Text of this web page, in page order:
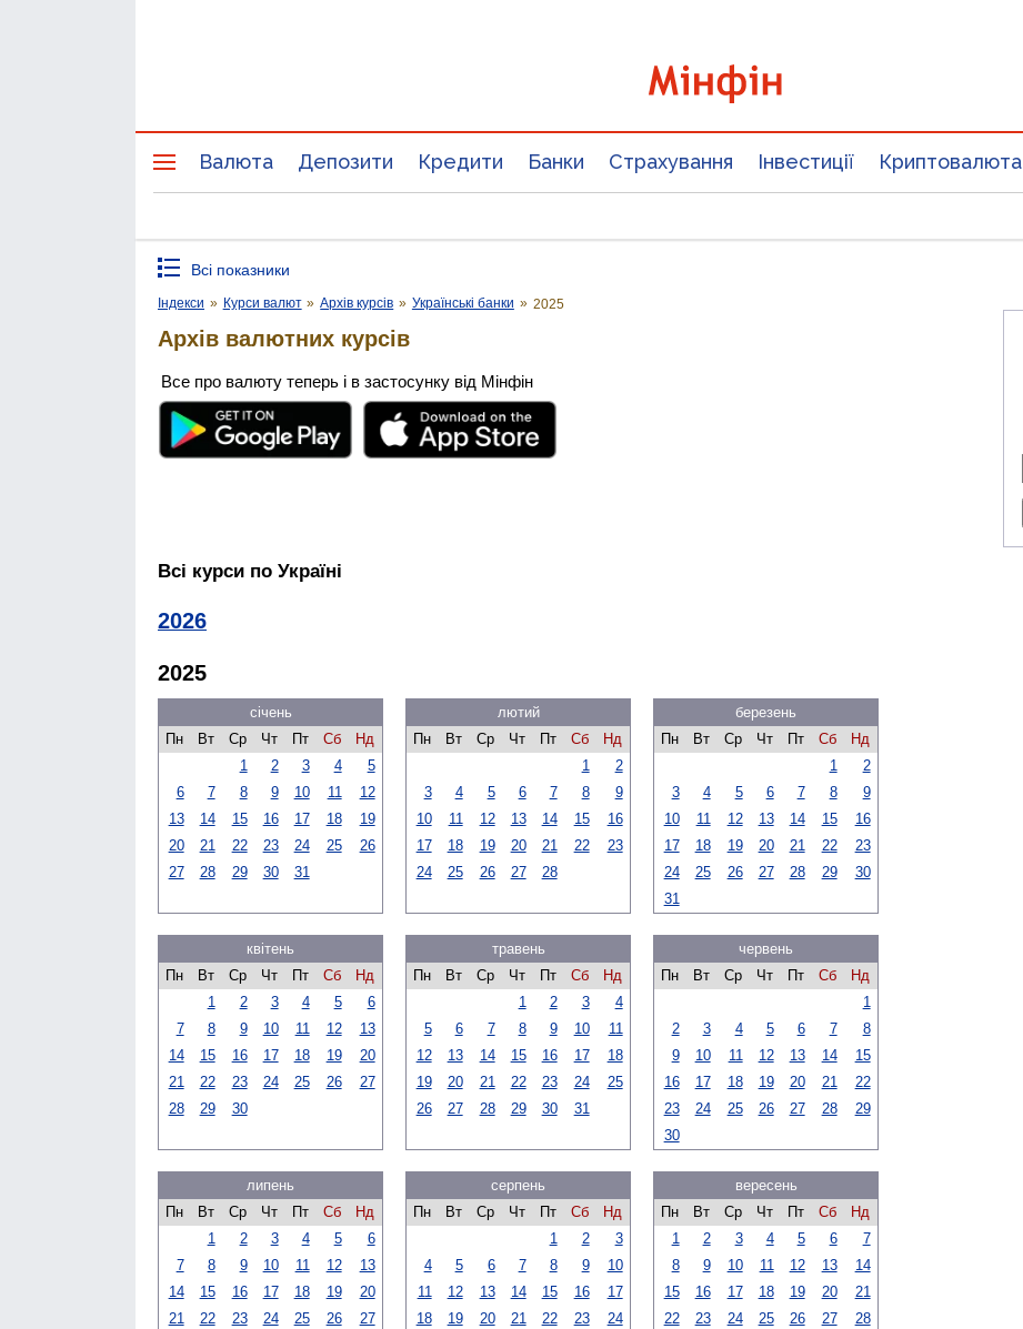
Валюта Депозити Кредити Банки Страхування Інвестиції Криптовалюта
Всі показники
Індекси » Курси валют » Архів курсів » Українські банки » 2025
Архів валютних курсів
Все про валюту теперь і в застосунку від Мінфін
Всі курси по Україні
2026
2025
січень
Пн
Вт Ср Чт Пт Сб
Нд
1
2 3 4
5
6
7 8 9 10 11
12
13
14 15 16 17 18
19
20
21 22 23 24 25
26
27
28 29 30 31
лютий
Пн
Вт Ср Чт Пт Сб
Нд
1
2
3
4 5 6 7 8
9
10
11 12 13 14 15
16
17
18 19 20 21 22
23
24
25 26 27 28
березень
Пн
Вт Ср Чт Пт Сб
Нд
1
2
3
4 5 6 7 8
9
10
11 12 13 14 15
16
17
18 19 20 21 22
23
24
25 26 27 28 29
30
31
квітень
Пн
Вт Ср Чт Пт Сб
Нд
1
2 3 4 5
6
7
8 9 10 11 12
13
14
15 16 17 18 19
20
21
22 23 24 25 26
27
28
29 30
травень
Пн
Вт Ср Чт Пт Сб
Нд
1
2 3
4
5
6 7 8 9 10
11
12
13 14 15 16 17
18
19
20 21 22 23 24
25
26
27 28 29 30 31
червень
Пн
Вт Ср Чт Пт Сб
Нд
1
2
3 4 5 6 7
8
9
10 11 12 13 14
15
16
17 18 19 20 21
22
23
24 25 26 27 28
29
30
липень
Пн
Вт Ср Чт Пт Сб
Нд
1
2 3 4 5
6
7
8 9 10 11 12
13
14
15 16 17 18 19
20
21
22 23 24 25 26
27
серпень
Пн
Вт Ср Чт Пт Сб
Нд
1
2
3
4
5 6 7 8 9
10
11
12 13 14 15 16
17
18
19 20 21 22 23
24
вересень
Пн
Вт Ср Чт Пт Сб
Нд
1
2 3 4 5 6
7
8
9 10 11 12 13
14
15
16 17 18 19 20
21
22
23 24 25 26 27
28